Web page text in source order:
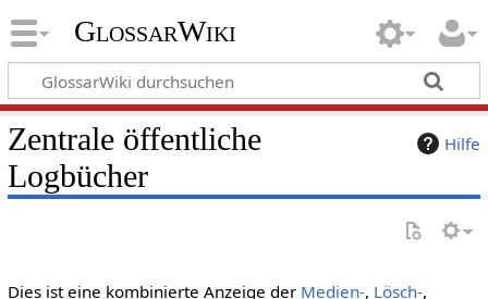
GlossarWiki
Hilfe
Zentrale öffentliche
Logbücher
Dies ist eine kombinierte Anzeige der Medien-, Lösch-,